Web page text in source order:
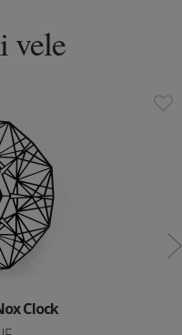
vele
Clock